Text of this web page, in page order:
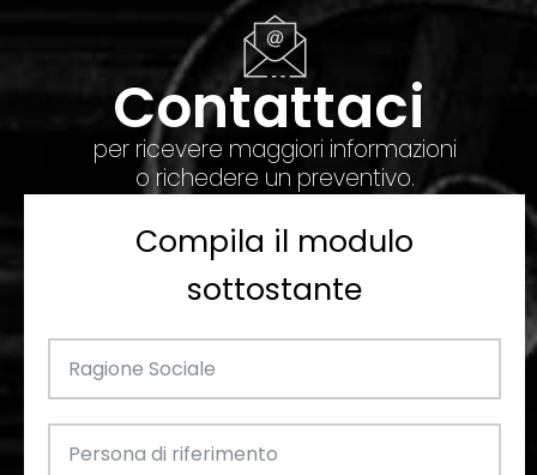
Contattaci
per ricevere maggiori informazioni
o richedere un preventivo.
Compila il modulo
sottostante